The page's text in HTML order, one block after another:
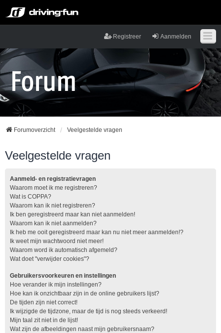
Aanmelden
Registreer
Forumoverzicht Veelgestelde vragen
Veelgestelde vragen
Aanmeld- en registratievragen
Waarom moet ik me registreren?
Wat is COPPA?
Waarom kan ik niet registreren?
Ik ben geregistreerd maar kan niet aanmelden!
Waarom kan ik niet aanmelden?
Ik heb me ooit geregistreerd maar kan nu niet meer aanmelden!?
Ik weet mijn wachtwoord niet meer!
Waarom word ik automatisch afgemeld?
Wat doet "verwijder cookies"?
Gebruikersvoorkeuren en instellingen
Hoe verander ik mijn instellingen?
Hoe kan ik onzichtbaar zijn in de online gebruikers lijst?
De tijden zijn niet correct!
Ik wijzigde de tijdzone, maar de tijd is nog steeds verkeerd!
Mijn taal zit niet in de lijst!
Wat zijn de afbeeldingen naast mijn gebruikersnaam?